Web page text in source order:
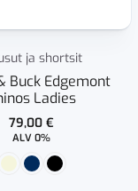
ja shortsit
Buck Edgemont
Ladies
79,00€
ALV 0%